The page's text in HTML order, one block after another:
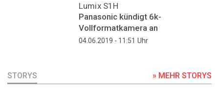
Lumix S1H
Panasonic kündigt 6k-
Vollformatkamera an
04.06.2019 - 11:51 Uhr
STORYS » MEHR STORYS